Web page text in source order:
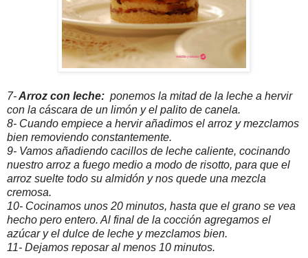
7-Arroz con leche: ponemos la mitad de la leche a hervir
con la cáscara de un limón y el palito de canela.
8- Cuando empiece a hervir añadimos el arroz y mezclamos
bien removiendo constantemente.
9- Vamos añadiendo cacillos de leche caliente, cocinando
nuestro arroz a fuego medio a modo de risotto, para que el
arroz suelte todo su almidón y nos quede una mezcla
cremosa.
10- Cocinamos unos 20 minutos, hasta que el grano se vea
hecho pero entero. Al final de la cocción agregamos el
azúcar y el dulce de leche y mezclamos bien.
11- Dejamos reposar al menos 10 minutos.